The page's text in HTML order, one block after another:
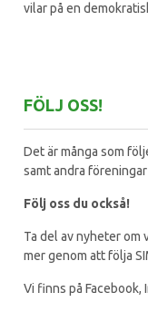
vilar på en
FÖLJ OSS!
Det är många som
samt andra
Följ oss du också!
Ta del av nyheter om
mer genom att följa
Vi finns på Facebook,